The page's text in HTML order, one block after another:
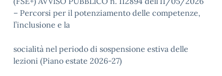
– Percorsi per il potenziamento delle competenze,
l’inclusione e la
socialità nel periodo di sospensione estiva delle
lezioni (Piano estate 2026-27)